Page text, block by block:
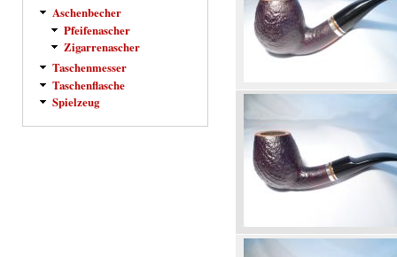
Aschenbecher
Pfeifenascher
Zigarrenascher
Taschenmesser
Taschenflasche
Spielzeug